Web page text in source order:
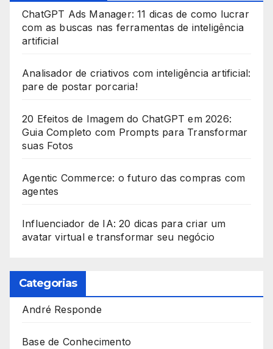
s
+
ChatGPT Ads Manager: 11 dicas de como lucrar
com as buscas nas ferramentas de inteligência
artificial
Analisador de criativos com inteligência artificial:
pare de postar porcaria!
20 Efeitos de Imagem do ChatGPT em 2026:
Guia Completo com Prompts para Transformar
suas Fotos
Agentic Commerce: o futuro das compras com
agentes
Influenciador de IA: 20 dicas para criar um
avatar virtual e transformar seu negócio
Categorias
André Responde
Base de Conhecimento